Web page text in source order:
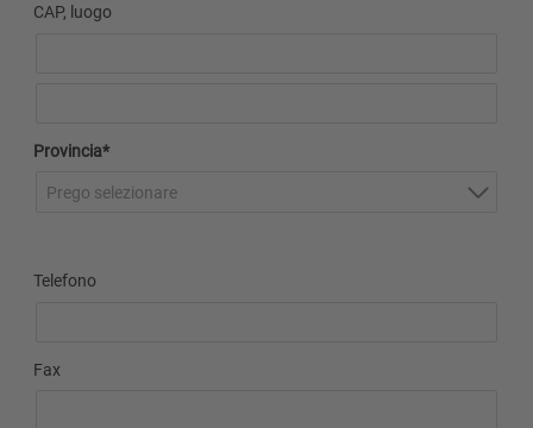
CAP, luogo
Provincia*
Prego selezionare
Telefono
Fax